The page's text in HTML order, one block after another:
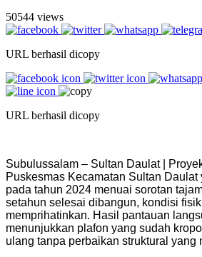
50544 views
URL berhasil dicopy
URL berhasil dicopy
Subulussalam – Sultan Daulat |
Puskesmas Kecamatan Sultan
pada tahun 2024 menuai sorotan
setahun selesai dibangun, kondisi
memprihatinkan. Hasil pantauan
menunjukkan plafon yang sudah
ulang tanpa perbaikan struktural yang